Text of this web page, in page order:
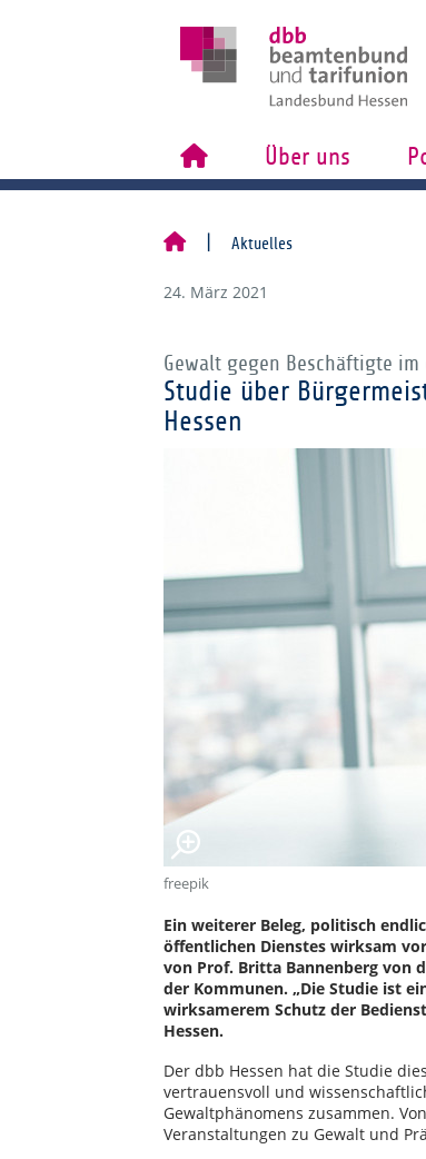
Über uns
Aktuelles
24. März 2021
Gewalt gegen Beschäftigte
Studie über
Hessen
freepik
Ein weiterer Beleg, politisch
öffentlichen Dienstes wirksam
von Prof. Britta Bannenberg von
der Kommunen. „Die Studie ist
wirksamerem Schutz der
Hessen.
Der dbb Hessen hat die Studie
vertrauensvoll und
Gewaltphänomens zusammen.
Veranstaltungen zu Gewalt und